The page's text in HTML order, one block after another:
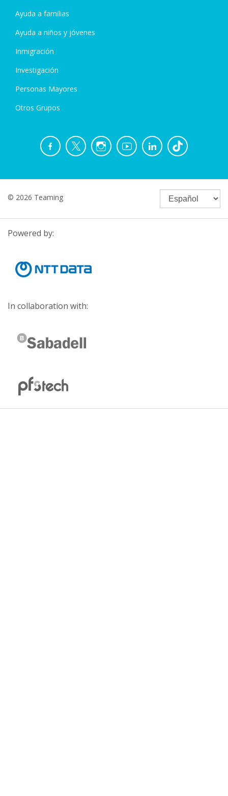
Ayuda a familias
Ayuda a niños y jóvenes
Inmigración
Investigación
Personas Mayores
Otros Grupos
© 2026 Teaming
Powered by:
In collaboration with: